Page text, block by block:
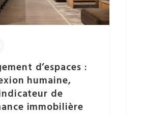
d’espaces :
humaine,
de
immobilière